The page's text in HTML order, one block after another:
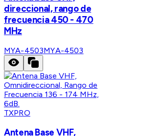
direccional, rango de
frecuencia 450 - 470
MHz
MYA-4503MYA-4503
TXPRO
Antena Base VHF,